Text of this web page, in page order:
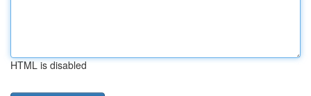
HTML is disabled